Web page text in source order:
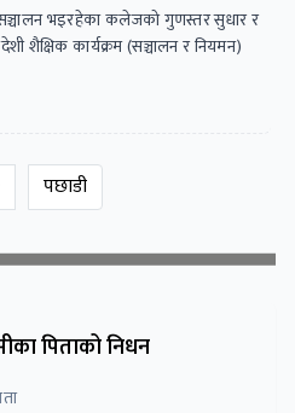
भइरहेका कलेजको गुणस्तर सुधार र
शैक्षिक कार्यक्रम (सञ्चालन र नियमन)
पछाडी
पिताको निधन